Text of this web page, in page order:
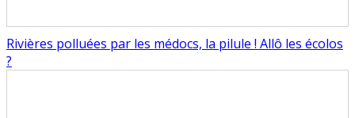
Rivières polluées par les médocs, la pilule ! Allô les écolos
?